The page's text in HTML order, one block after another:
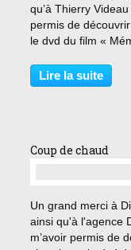
qu’à Thierry
permis de
le dvd du film «
m’engager. Y aller.
les jours qu’on a la
Lire la suite
Coup de chaud
Un grand merci à
ainsi qu'à l'agence
m’avoir permis de